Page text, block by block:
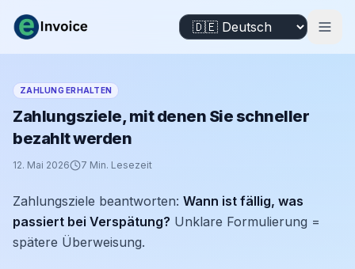
ZAHLUNG ERHALTEN
Zahlungsziele, mit denen Sie schneller
bezahlt werden
12. Mai 2026 7 Min. Lesezeit
Zahlungsziele beantworten: Wann ist fällig, was
passiert bei Verspätung? Unklare Formulierung =
spätere Überweisung.